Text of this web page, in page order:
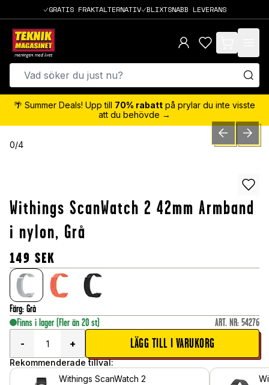
GRATIS FRAKTALTERNATIV BLIXTSNABB LEVERANS
items in cart,
🌴 Summer Deals! Upp till 70% rabatt på prylar du inte visste
att du behövde →
0/4 PREVIOUSNEXT
Withings ScanWatch 2 42mm Armband
i nylon, Grå
149 SEK
Färg: Grå
Finns i lager (Fler än 20 st) ART. NR: 54276
-
+ LÄGG TILL I VARUKORG
Rekommenderade tillval:
Withings ScanWatch 2